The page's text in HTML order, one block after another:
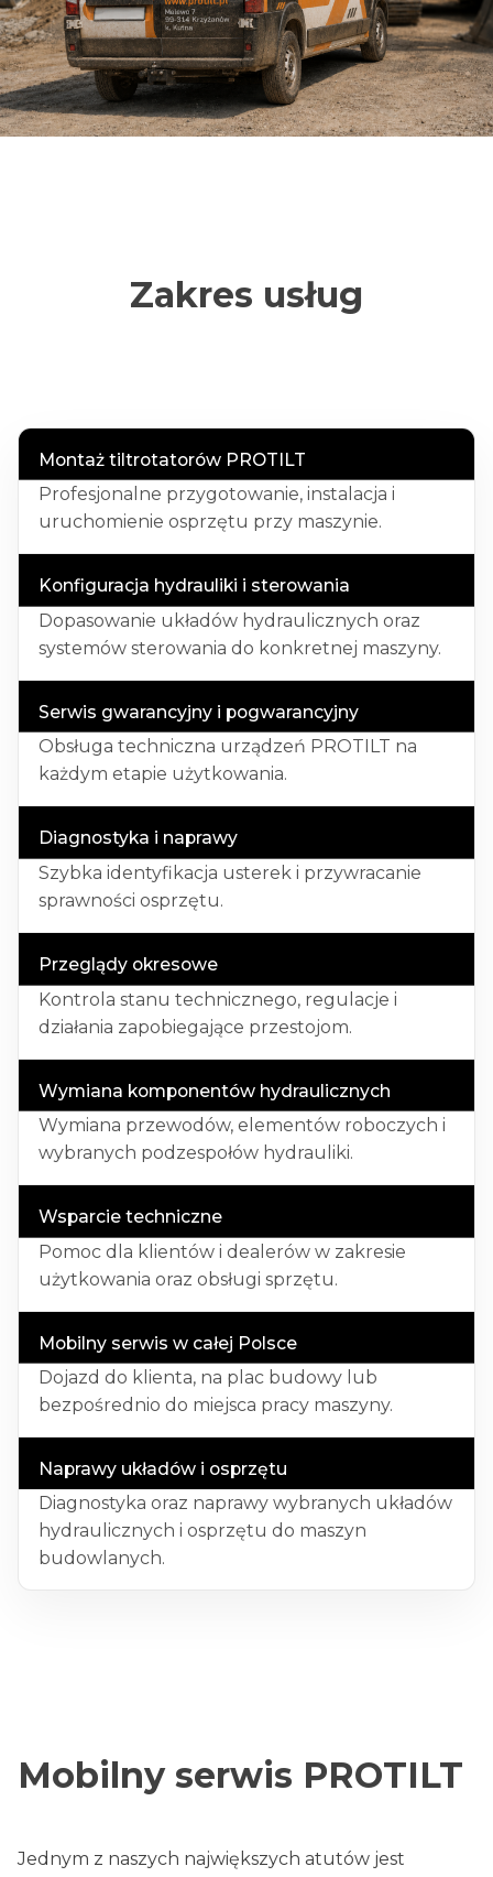
Zakres usług
Montaż tiltrotatorów PROTILT
Profesjonalne przygotowanie, instalacja i
uruchomienie osprzętu przy maszynie.
Konfiguracja hydrauliki i sterowania
Dopasowanie układów hydraulicznych oraz
systemów sterowania do konkretnej maszyny.
Serwis gwarancyjny i pogwarancyjny
Obsługa techniczna urządzeń PROTILT na
każdym etapie użytkowania.
Diagnostyka i naprawy
Szybka identyfikacja usterek i przywracanie
sprawności osprzętu.
Przeglądy okresowe
Kontrola stanu technicznego, regulacje i
działania zapobiegające przestojom.
Wymiana komponentów hydraulicznych
Wymiana przewodów, elementów roboczych i
wybranych podzespołów hydrauliki.
Wsparcie techniczne
Pomoc dla klientów i dealerów w zakresie
użytkowania oraz obsługi sprzętu.
Mobilny serwis w całej Polsce
Dojazd do klienta, na plac budowy lub
bezpośrednio do miejsca pracy maszyny.
Naprawy układów i osprzętu
Diagnostyka oraz naprawy wybranych układów
hydraulicznych i osprzętu do maszyn
budowlanych.
Mobilny serwis PROTILT
Jednym z naszych największych atutów jest